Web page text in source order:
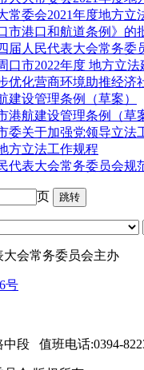
常委会2021年度地方立
市港口和航道条例》的
届人民代表大会常务委
口市2022年度 地方立
优化营商环境助推经济
建设管理条例（草案）
港航建设管理条例（草
委关于加强党领导立法
方立法工作规程
代表大会常务委员会规
页
会常务委员会主办
号
段 值班电话:0394-